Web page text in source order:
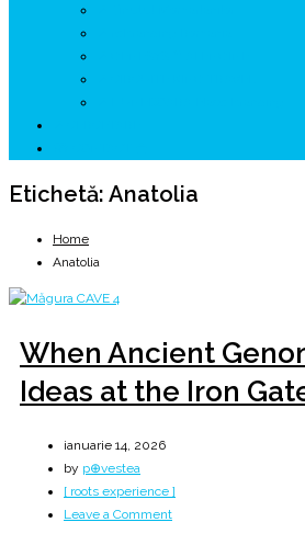
Etichetă: Anatolia
Home
Anatolia
When Ancient
Ideas at the Iron
ianuarie 14, 2026
by p⊕vestea
[ roots experience ]
Leave a Commenton